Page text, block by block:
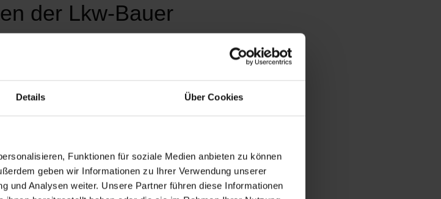
Details Über Cookies
Funktionen für soziale Medien anbieten zu können
geben wir Informationen zu Ihrer Verwendung unserer
und Analysen weiter. Unsere Partner führen diese Informationen
der Lkw-Bauer